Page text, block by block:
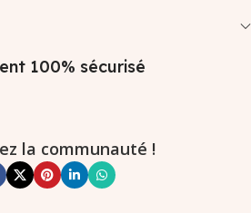
100% sécurisé
la communauté !